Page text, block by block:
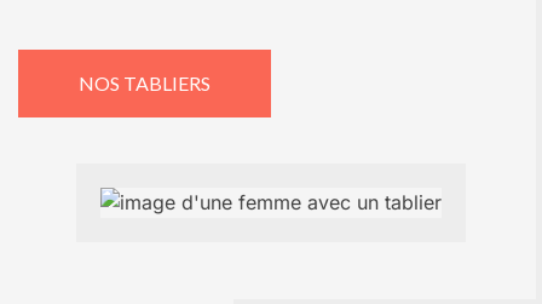
NOS TABLIERS